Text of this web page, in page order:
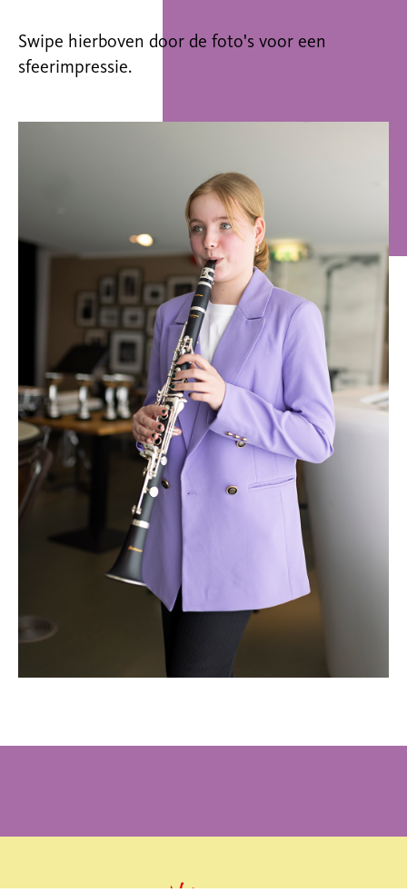
Swipe hierboven door de foto's voor een
sfeerimpressie.